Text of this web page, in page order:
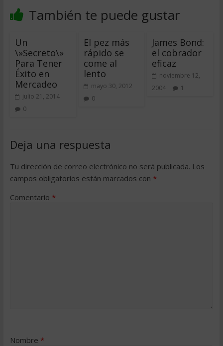
También te puede gustar
Un
\»Secreto\»
Para Tener
Éxito en
Mercadeo
julio 21, 2014
0
El pez más
rápido se
come al
lento
mayo 30, 2012
0
James Bond:
el cobrador
eficaz
noviembre 12,
2004
1
Deja una respuesta
Tu dirección de correo electrónico no será publicada. Los
campos obligatorios están marcados con *
Comentario *
Nombre *